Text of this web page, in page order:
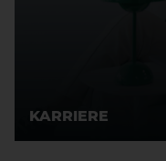
KARRIERE